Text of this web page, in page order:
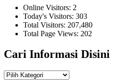
Online Visitors: 2
Today's Visitors: 303
Total Visitors: 207,480
Total Page Views: 202
Cari Informasi Disini
Cari